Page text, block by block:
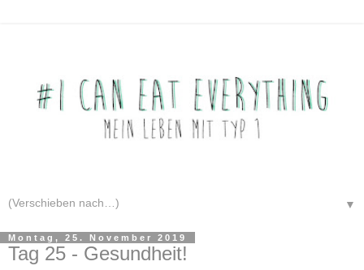
▼
Montag, 25. November 2019
Tag 25 - Gesundheit!